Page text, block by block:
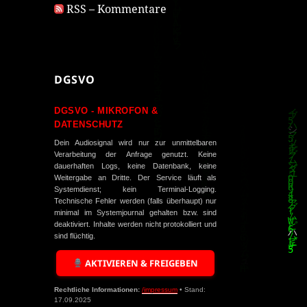
RSS – Kommentare
DGSVO
DGSVO - MIKROFON &
DATENSCHUTZ
Dein Audiosignal wird nur zur unmittelbaren
Verarbeitung der Anfrage genutzt. Keine
dauerhaften Logs, keine Datenbank, keine
Weitergabe an Dritte. Der Service läuft als
Systemdienst; kein Terminal-Logging.
Technische Fehler werden (falls überhaupt) nur
minimal im Systemjournal gehalten bzw. sind
deaktiviert. Inhalte werden nicht protokolliert und
sind flüchtig.
AKTIVIEREN & FREIGEBEN
Rechtliche Informationen: /impressum • Stand:
17.09.2025